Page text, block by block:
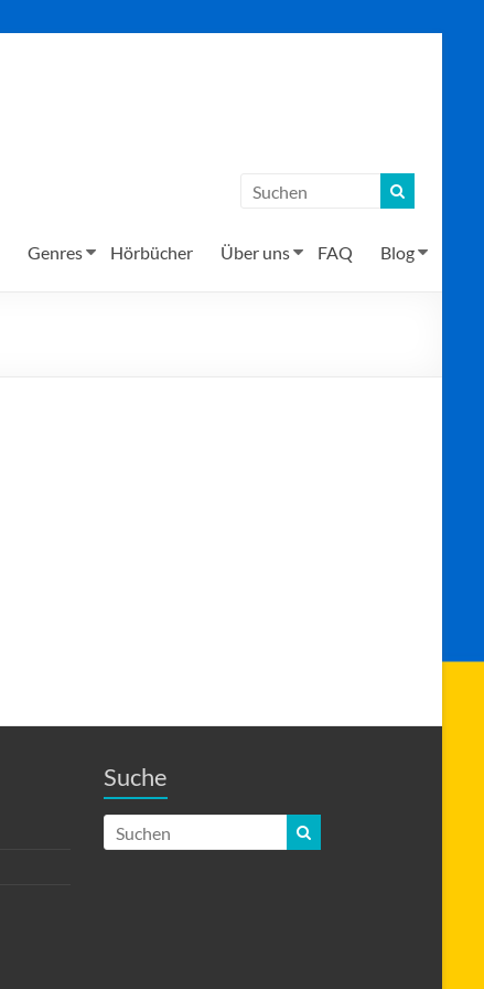
Genres Hörbücher Über uns FAQ Blog
Suche